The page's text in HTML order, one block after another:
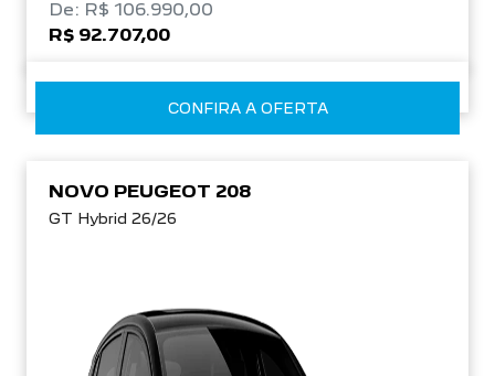
De: R$ 106.990,00
R$ 92.707,00
CONFIRA A OFERTA
NOVO PEUGEOT 208
GT Hybrid 26/26